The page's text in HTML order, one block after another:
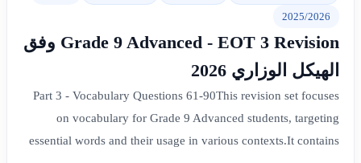
2025/2026
Grade 9 Advanced - EOT 3 Revision وفق
الهيكل الوزاري 2026
Part 3 - Vocabulary Questions 61-90This revision set focuses
on vocabulary for Grade 9 Advanced students, targeting
essential words and their usage in various contexts.It contains